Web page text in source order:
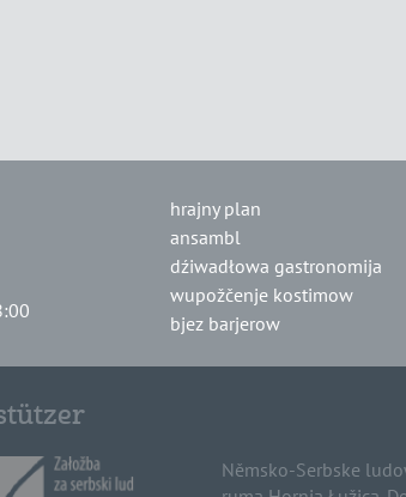
hrajny plan
ansambl
dźiwadłowa gastronomija
wupožčenje kostimow
bjez barjerow
Němsko-Serbske